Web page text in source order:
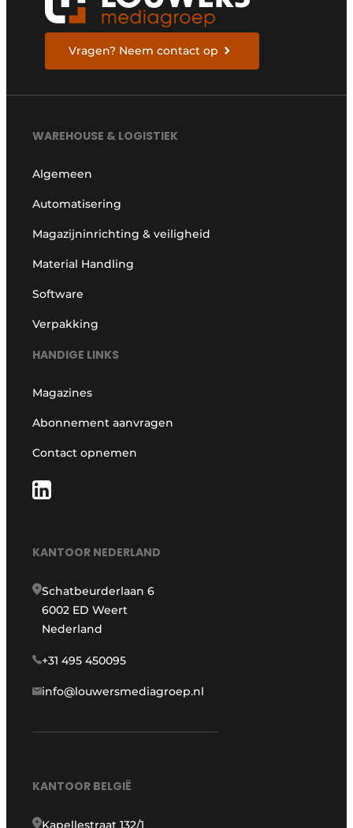
Vragen? Neem contact op
WAREHOUSE & LOGISTIEK
Algemeen
Automatisering
Magazijninrichting & veiligheid
Material Handling
Software
Verpakking
HANDIGE LINKS
Magazines
Abonnement aanvragen
Contact opnemen
KANTOOR NEDERLAND
Schatbeurderlaan 6
6002 ED Weert
Nederland
+31 495 450095
info@louwersmediagroep.nl
KANTOOR BELGIË
Kapellestraat 132/1